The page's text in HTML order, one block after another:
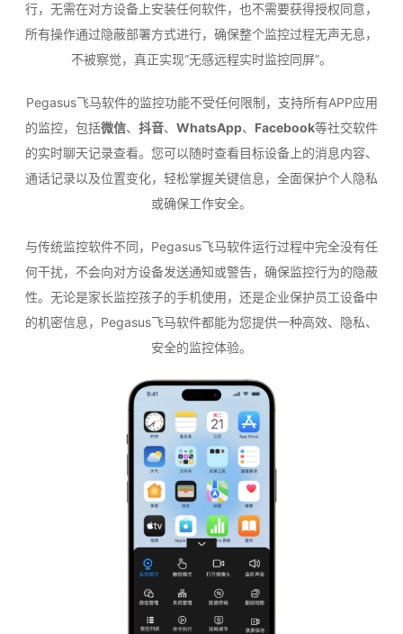
行，无需在对方设备上安装任何软件，也不需要获得授权同意，
所有操作通过隐蔽部署方式进行，确保整个监控过程无声无息，
不被察觉，真正实现“无感远程实时监控同屏”。
Pegasus飞马软件的监控功能不受任何限制，支持所有APP应用
的监控，包括微信、 抖音、 WhatsApp、 Facebook等社交软件
的实时聊天记录查看。您可以随时查看目标设备上的消息内容、
通话记录以及位置变化，轻松掌握关键信息，全面保护个人隐私
或确保工作安全。
与传统监控软件不同，Pegasus飞马软件运行过程中完全没有任
何干扰，不会向对方设备发送通知或警告，确保监控行为的隐蔽
性。无论是家长监控孩子的手机使用，还是企业保护员工设备中
的机密信息，Pegasus飞马软件都能为您提供一种高效、隐私、
安全的监控体验。